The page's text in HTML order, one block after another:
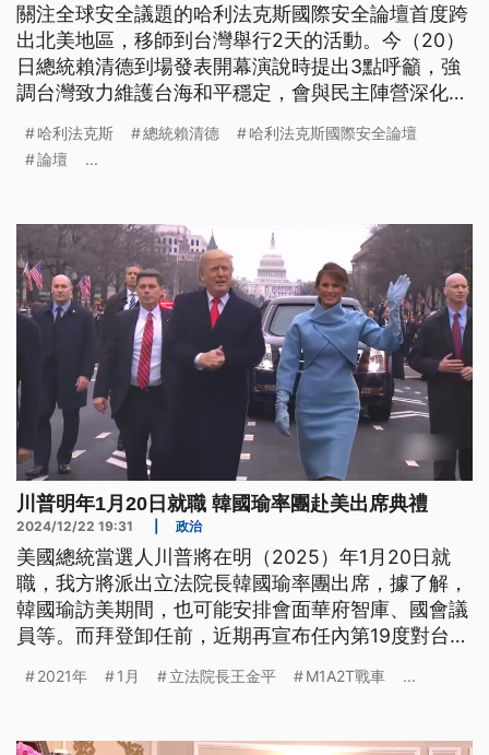
關注全球安全議題的哈利法克斯國際安全論壇首度跨
出北美地區，移師到台灣舉行2天的活動。今（20）
日總統賴清德到場發表開幕演說時提出3點呼籲，強
調台灣致力維護台海和平穩定，會與民主陣營深化戰
哈利法克斯 總統賴清德
哈利法克斯國際安全論壇
論壇
...
川普明年1月20日就職 韓國瑜率團赴美出席典禮
2024/12/22 19:31 政治
美國總統當選人川普將在明（2025）年1月20日就
職，我方將派出立法院長韓國瑜率團出席，據了解，
韓國瑜訪美期間，也可能安排會面華府智庫、國會議
員等。而拜登卸任前，近期再宣布任內第19度對台軍
極向美方進一步爭取增加安全援助。軍事專家分析，
35戰機，提升國軍戰力。
2021年 1月 立法院長王金平 M1A2T戰車 ...